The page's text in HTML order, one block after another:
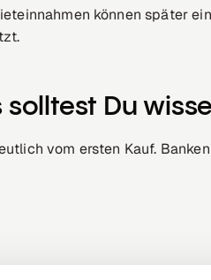
können später
Du
vom ersten Kauf. Banken